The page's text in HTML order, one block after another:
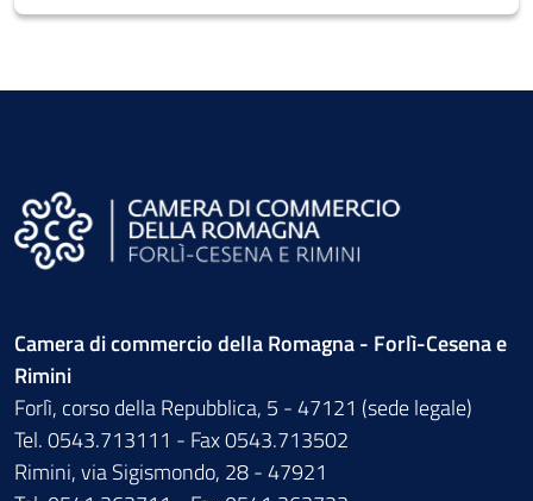
Camera di commercio della Romagna - Forlì-Cesena e
Rimini
Forlì, corso della Repubblica, 5 - 47121 (sede legale)
Tel. 0543.713111 - Fax 0543.713502
Rimini, via Sigismondo, 28 - 47921